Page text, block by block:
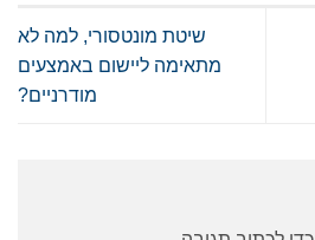
שיטת מונטסורי, למה לא
מתאימה ליישום באמצעים
מודרניים?